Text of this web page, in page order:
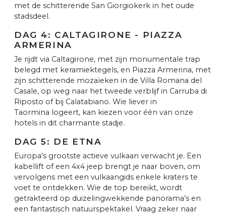
met de schitterende San Giorgiokerk in het oude
stadsdeel.
DAG 4: CALTAGIRONE - PIAZZA
ARMERINA
Je rijdt via Caltagirone, met zijn monumentale trap
belegd met keramiektegels, en Piazza Armerina, met
zijn schitterende mozaïeken in de Villa Romana del
Casale, op weg naar het tweede verblijf in Carruba di
Riposto of bij Calatabiano. Wie liever in
Taormina logeert, kan kiezen voor één van onze
hotels in dit charmante stadje.
DAG 5: DE ETNA
Europa’s grootste actieve vulkaan verwacht je. Een
kabellift of een 4x4 jeep brengt je naar boven, om
vervolgens met een vulkaangids enkele kraters te
voet te ontdekken. Wie de top bereikt, wordt
getrakteerd op duizelingwekkende panorama’s en
een fantastisch natuurspektakel. Vraag zeker naar